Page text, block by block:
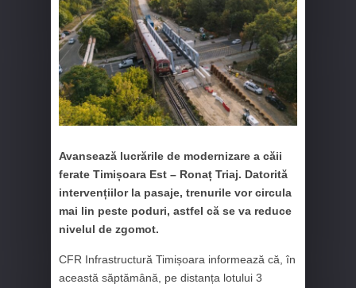
Avansează lucrările de modernizare a căii
ferate Timișoara Est – Ronaț Triaj. Datorită
intervențiilor la pasaje, trenurile vor circula
mai lin peste poduri, astfel că se va reduce
nivelul de zgomot.
CFR Infrastructură Timișoara informează că, în
această săptămână, pe distanța lotului 3